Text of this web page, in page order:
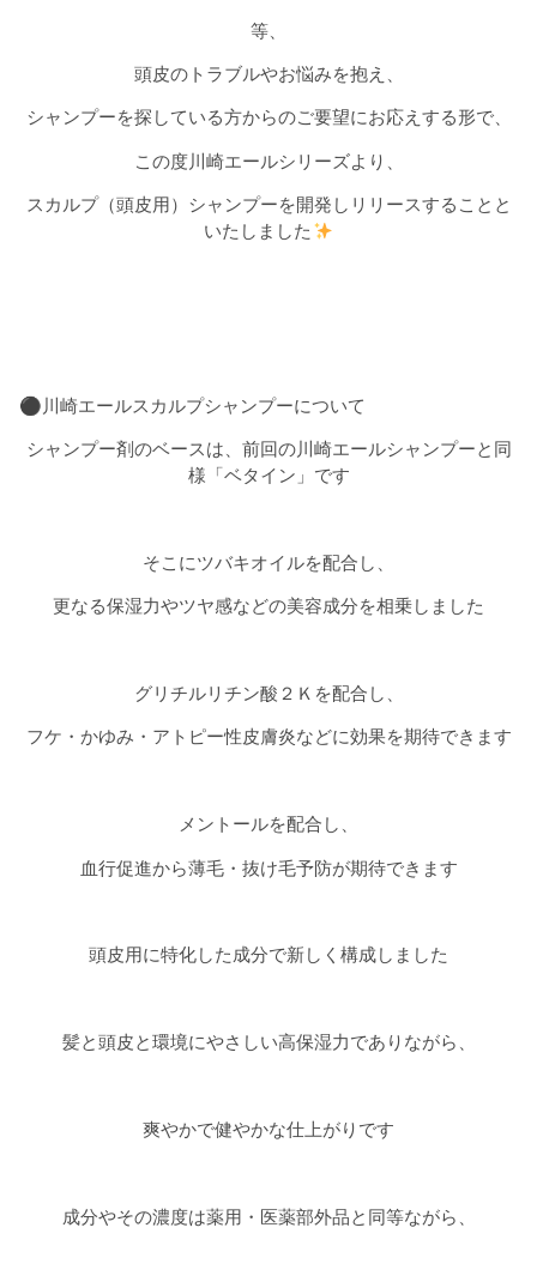
等、
頭皮のトラブルやお悩みを抱え、
シャンプーを探している方からのご要望にお応えする形で、
この度川崎エールシリーズより、
スカルプ（頭皮用）シャンプーを開発しリリースすることと
いたしました
⚫︎川崎エールスカルプシャンプーについて
シャンプー剤のベースは、前回の川崎エールシャンプーと同
様「ベタイン」です
そこにツバキオイルを配合し、
更なる保湿力やツヤ感などの美容成分を相乗しました
グリチルリチン酸２Ｋを配合し、
フケ・かゆみ・アトピー性皮膚炎などに効果を期待できます
メントールを配合し、
血行促進から薄毛・抜け毛予防が期待できます
頭皮用に特化した成分で新しく構成しました
髪と頭皮と環境にやさしい高保湿力でありながら、
爽やかで健やかな仕上がりです
成分やその濃度は薬用・医薬部外品と同等ながら、